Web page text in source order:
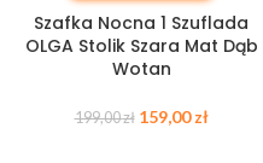
Szafka Nocna 1 Szuflada
OLGA Stolik Szara Mat Dąb
Wotan
199,00zł 159,00zł